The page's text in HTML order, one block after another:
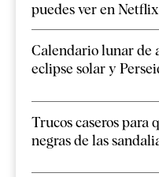
puedes ver en Netflix
Calendario lunar de
eclipse solar y
Trucos caseros para
negras de las